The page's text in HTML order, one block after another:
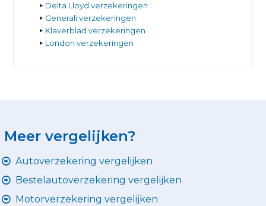
Delta Lloyd verzekeringen
Generali verzekeringen
Klaverblad verzekeringen
London verzekeringen
Meer vergelijken?
Autoverzekering vergelijken
Bestelautoverzekering vergelijken
Motorverzekering vergelijken